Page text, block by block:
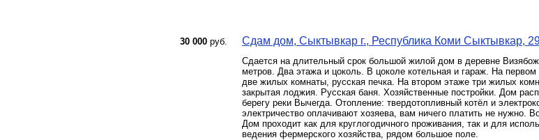
30 000 руб. Сдам дом, Сыктывкар г., Республика Коми Сыктывкар,
Сдается на длительный срок большой жилой дом в деревне Визябож
метров. Два этажа и цоколь. В цоколе котельная и гараж. На
две жилых комнаты, русская печка. На втором этаже три жилых
закрытая лоджия. Русская баня. Хозяйственные постройки. Дом
берегу реки Вычегда. Отопление: твердотопливный котёл и
электричество оплачивают хозяева, вам ничего платить не нужно.
Дом проходит как для круглогодичного проживания, так и для
ведения фермерского хозяйства, рядом большое поле.